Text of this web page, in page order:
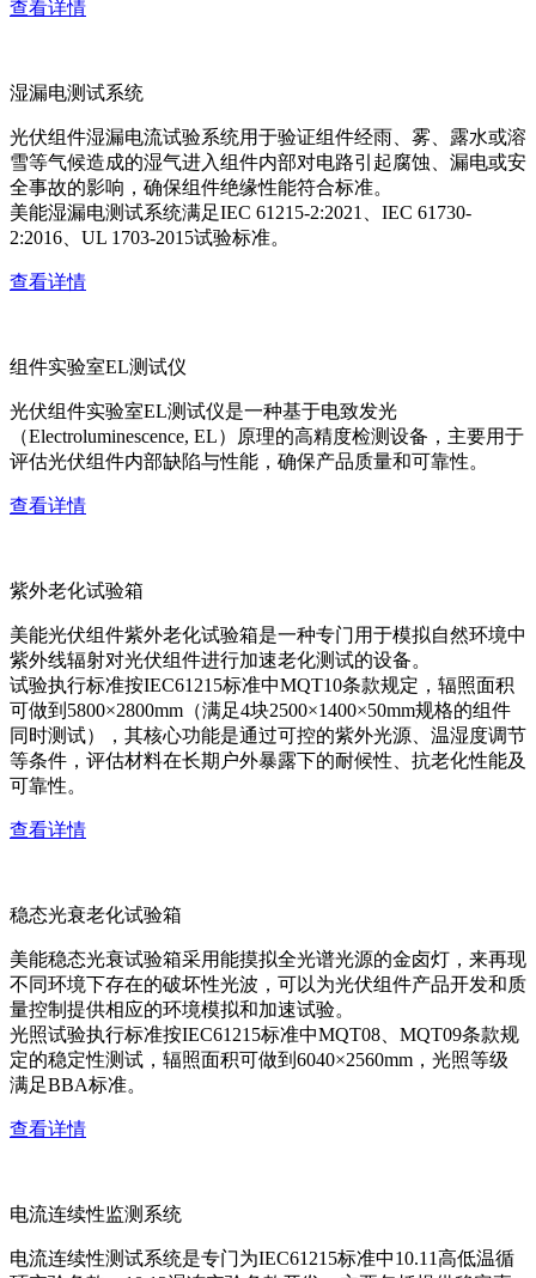
查看详情
湿漏电测试系统
光伏组件湿漏电流试验系统用于验证组件经雨、雾、露水或溶
雪等气候造成的湿气进入组件内部对电路引起腐蚀、漏电或安
全事故的影响，确保组件绝缘性能符合标准。
美能湿漏电测试系统满足IEC 61215-2:2021、IEC 61730-
2:2016、UL 1703-2015试验标准。
查看详情
组件实验室EL测试仪
光伏组件实验室EL测试仪是一种基于电致发光
（Electroluminescence, EL）原理的高精度检测设备，主要用于
评估光伏组件内部缺陷与性能，确保产品质量和可靠性。
查看详情
紫外老化试验箱
美能光伏组件紫外老化试验箱是一种专门用于模拟自然环境中
紫外线辐射对光伏组件进行加速老化测试的设备。
试验执行标准按IEC61215标准中MQT10条款规定，辐照面积
可做到5800×2800mm（满足4块2500×1400×50mm规格的组件
同时测试），其核心功能是通过可控的紫外光源、温湿度调节
等条件，评估材料在长期户外暴露下的耐候性、抗老化性能及
可靠性。
查看详情
稳态光衰老化试验箱
美能稳态光衰试验箱采用能摸拟全光谱光源的金卤灯，来再现
不同环境下存在的破坏性光波，可以为光伏组件产品开发和质
量控制提供相应的环境模拟和加速试验。
光照试验执行标准按IEC61215标准中MQT08、MQT09条款规
定的稳定性测试，辐照面积可做到6040×2560mm，光照等级
满足BBA标准。
查看详情
电流连续性监测系统
电流连续性测试系统是专门为IEC61215标准中10.11高低温循